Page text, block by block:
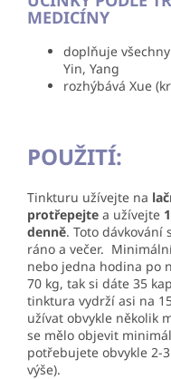
MEDICÍNY
doplňuje
Yin, Yang
rozhýbává Xue
POUŽITÍ:
Tinkturu užívejte na
protřepejte a užívejte
denně. Toto dávkování
ráno a večer.
nebo jedna hodina po
70 kg, tak si dáte 35
tinktura vydrží asi na
užívat obvykle několik
se mělo objevit
potřebujete obvykle 2-
výše).